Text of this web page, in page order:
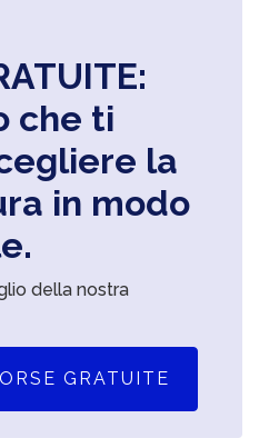
che ti
la
in modo
della nostra
GRATUITE